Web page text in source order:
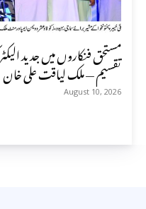
مستحق فنکاروں میں جدید
تقسیم — ملک لیاقت علی خان
August 10, 2026